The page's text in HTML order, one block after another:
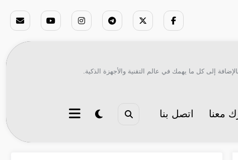
إلى كل ما يهمك في عالم التقنية والأجهزة الذكية.
معنا اتصل بنا